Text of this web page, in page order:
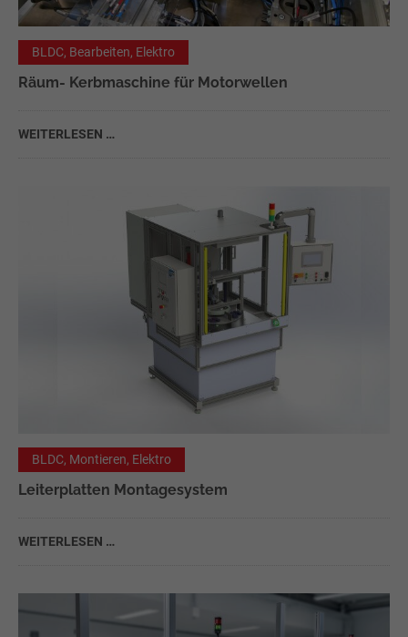
24h
Kontaktieren Sie uns
Branscheid Industrie Automation GmbH
Altenberger Str. 1 42929 Wermelskirchen
Have any questions?
+44 1234 567 890
info@yourdomain.com
About us
sociis natoque penatibus et magnis dis parturient
montes, nascetur ridiculus mus. Donec quam felis,
BLDC, Bearbeiten, Elektro
Räum- Kerbmaschine für Motorwellen
WEITERLESEN …
BLDC, Montieren, Elektro
Leiterplatten Montagesystem
WEITERLESEN …